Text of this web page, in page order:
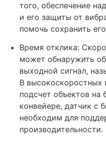
того, обеспечение
и его защиты от
помочь сохранить
Время отклика:
может обнаружить
выходной сигнал,
В высокоскоростных
подсчет объектов
конвейере, датчик с
необходим для
производительности.